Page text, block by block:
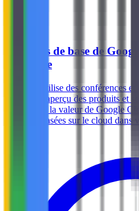
Principes de base de
essentielle
Ce cours utilise des conférences
donner un aperçu des produits et
apprendrez la valeur de Google
solutions basées sur le cloud dans